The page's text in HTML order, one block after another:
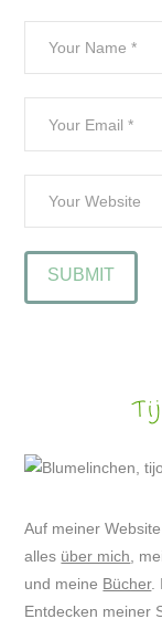
Auf meiner
alles über mich ,
und meine Bücher.
Entdecken meiner